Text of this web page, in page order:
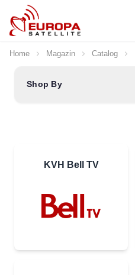
Skip to Content
Home Magazin Catalog
Shop By
KVH Bell TV